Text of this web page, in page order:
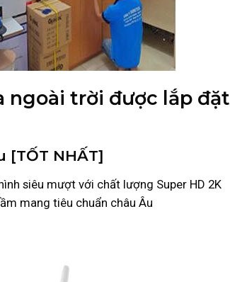
ngoài trời được lắp đặt
[TỐT NHẤT]
siêu mượt với chất lượng Super HD 2K
mang tiêu chuẩn châu Âu